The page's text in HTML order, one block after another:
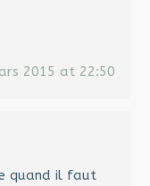
2015 at 22:50
quand il faut